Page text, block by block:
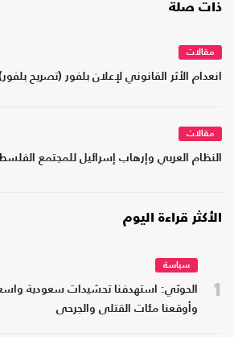
ذات صلة
مقالات
انعدام الأثر القانوني لإعلان بلفور (تصريح
مقالات
النظام العربي وإرهاب إسرائيل للمجتمع
الأكثر قراءة اليوم
1
سياسة
الحوثي: استهدفنا تحشيدات سعودية
وأوقعنا مئات القتلى والجرحى